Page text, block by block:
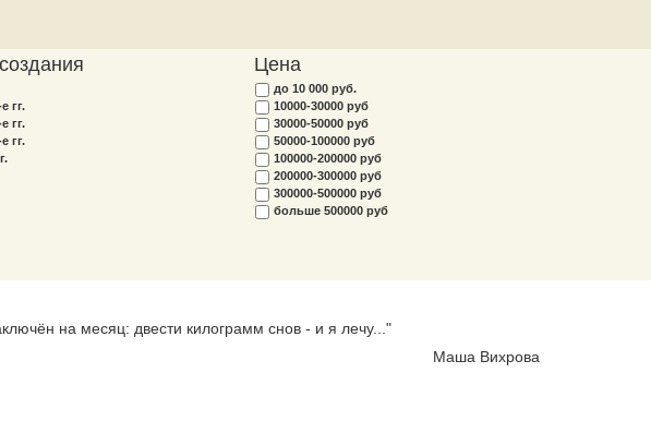
гг.
гг.
гг.
Цена
до 10 000 руб.
10000-30000 руб
30000-50000 руб
50000-100000 руб
100000-200000 руб
200000-300000 руб
300000-500000 руб
больше 500000 руб
на месяц: двести килограмм снов - и я лечу..."
Маша Вихрова